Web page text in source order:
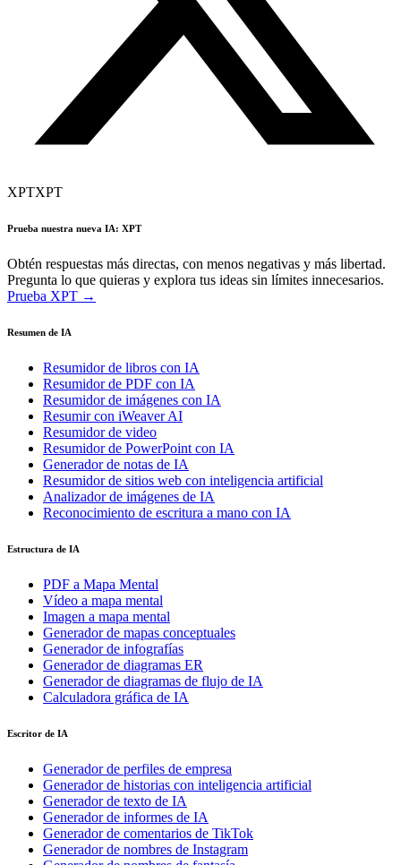
XPTXPT
Prueba nuestra nueva IA: XPT
Obtén respuestas más directas, con menos negativas y más libertad.
Pregunta lo que quieras y explora tus ideas sin límites innecesarios.
Prueba XPT →
Resumen de IA
Resumidor de libros con IA
Resumidor de PDF con IA
Resumidor de imágenes con IA
Resumir con iWeaver AI
Resumidor de video
Resumidor de PowerPoint con IA
Generador de notas de IA
Resumidor de sitios web con inteligencia artificial
Analizador de imágenes de IA
Reconocimiento de escritura a mano con IA
Estructura de IA
PDF a Mapa Mental
Vídeo a mapa mental
Imagen a mapa mental
Generador de mapas conceptuales
Generador de infografías
Generador de diagramas ER
Generador de diagramas de flujo de IA
Calculadora gráfica de IA
Escritor de IA
Generador de perfiles de empresa
Generador de historias con inteligencia artificial
Generador de texto de IA
Generador de informes de IA
Generador de comentarios de TikTok
Generador de nombres de Instagram